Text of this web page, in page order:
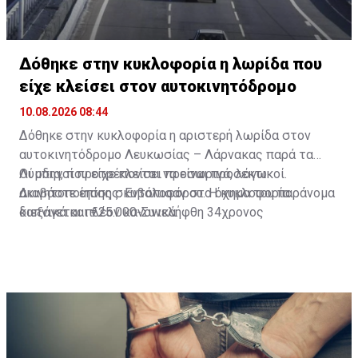
Δόθηκε στην κυκλοφορία η λωρίδα που
είχε κλείσει στον αυτοκινητόδρομο
10.08.2026 08:44
Δόθηκε στην κυκλοφορία η αριστερή λωρίδα στον
αυτοκινητόδρομο Λευκωσίας – Λάρνακας παρά τα
Λύμπια, που είχε κλείσει προσωρινά, λόγω
ακινητοποίησης σκυβαλοφόρου. Η κυκλοφορία
διεξάγεται πλέον κανονικά.
Οι οδηγοί προτρέπονται να είναι προσεκτικοί.
Διαβάστε επίσης:Εντόπισαν στο όχημα του παράνομα
καπνικά και €25.000-Συνελήφθη 34χρονος